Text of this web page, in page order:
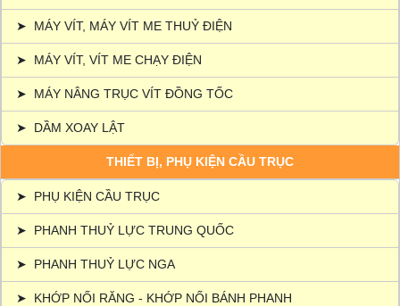
➤ MÁY VÍT, MÁY VÍT ME THUỶ ĐIỆN
➤ MÁY VÍT, VÍT ME CHẠY ĐIỆN
➤ MÁY NÂNG TRỤC VÍT ĐỒNG TỐC
➤ DẦM XOAY LẬT
THIẾT BỊ, PHỤ KIỆN CẦU TRỤC
➤ PHỤ KIỆN CẦU TRỤC
➤ PHANH THUỶ LỰC TRUNG QUỐC
➤ PHANH THUỶ LỰC NGA
➤ KHỚP NỐI RĂNG - KHỚP NỐI BÁNH PHANH